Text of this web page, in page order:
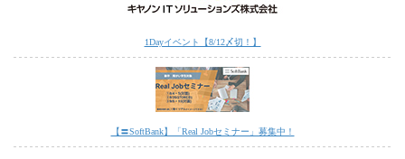
1Dayイベント【8/12〆切！】
【〓SoftBank】「Real Jobセミナー」募集中！